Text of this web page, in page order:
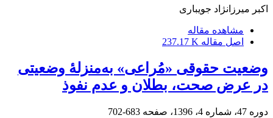
اکبر میرزانژاد جویباری
مشاهده مقاله
اصل مقاله 237.17 K
وضعیت حقوقی «مُراعی» به‌منزلۀ وضعیتی
در عرض صحت، بطلان و عدم نفوذ
دوره 47، شماره 4، 1396، صفحه 683-702